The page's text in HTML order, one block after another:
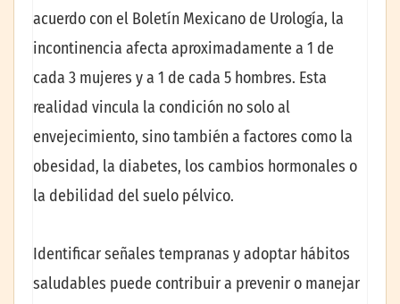
acuerdo con el Boletín Mexicano de Urología, la
incontinencia afecta aproximadamente a 1 de
cada 3 mujeres y a 1 de cada 5 hombres. Esta
realidad vincula la condición no solo al
envejecimiento, sino también a factores como la
obesidad, la diabetes, los cambios hormonales o
la debilidad del suelo pélvico.
Identificar señales tempranas y adoptar hábitos
saludables puede contribuir a prevenir o manejar